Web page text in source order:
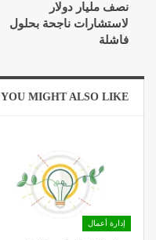
نصف مليار دولار
لاستشارات ناجحة بحلول
فاشلة
YOU MIGHT ALSO LIKE
إدارة أعمال